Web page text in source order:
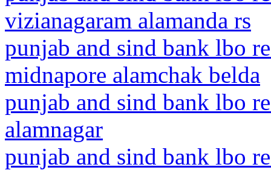
vizianagaram alamanda rs
punjab and sind bank lbo
midnapore alamchak belda
punjab and sind bank lbo
alamnagar
punjab and sind bank lbo